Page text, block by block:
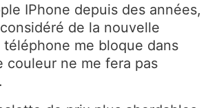
IPhone depuis des années,
de la nouvelle
me bloque dans
couleur ne me fera pas